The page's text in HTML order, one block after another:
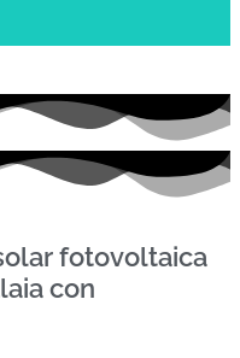
fotovoltaica
con